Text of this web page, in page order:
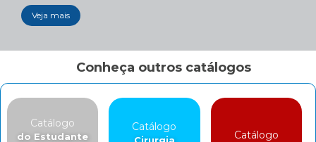
Veja mais
Conheça outros catálogos
Catálogo
do Estudante
Catálogo
Cirurgia Catálogo